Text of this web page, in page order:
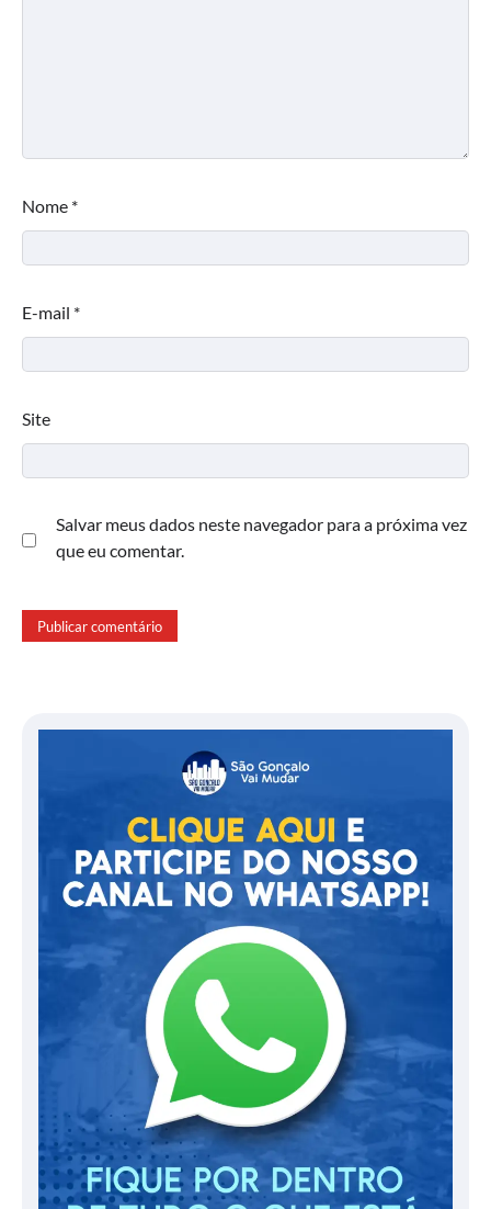
Nome *
E-mail *
Site
Salvar meus dados neste navegador para a próxima vez
que eu comentar.